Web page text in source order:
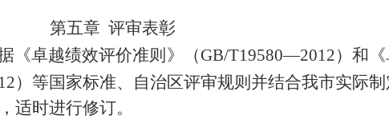
第五章 评审表彰
《卓越绩效评价准则》 （GB/T19580—2012） 和
） 等国家标准、自治区评审规则并结合我市实际
适时进行修订。